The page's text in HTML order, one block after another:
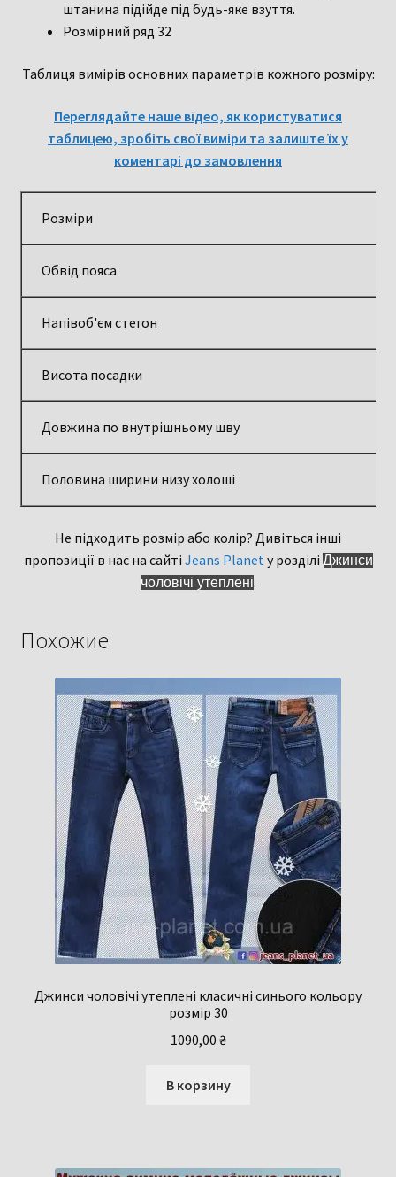
штанина підійде під будь-яке взуття.
Розмірний ряд 32
Таблиця вимірів основних параметрів кожного розміру:
Переглядайте наше відео, як користуватися
таблицею, зробіть свої виміри та залиште їх у
коментарі до замовлення
Розміри
Обвід пояса
Напівоб'єм стегон
Висота посадки
Довжина по внутрішньому шву
Половина ширини низу холоші
Не підходить розмір або колір? Дивіться інші
пропозиції в нас на сайті Jeans Planet у розділі Джинси
чоловічі утеплені.
Похожие
Джинси чоловічі утеплені класичні синього кольору
розмір 30
1090,00 ₴
В корзину